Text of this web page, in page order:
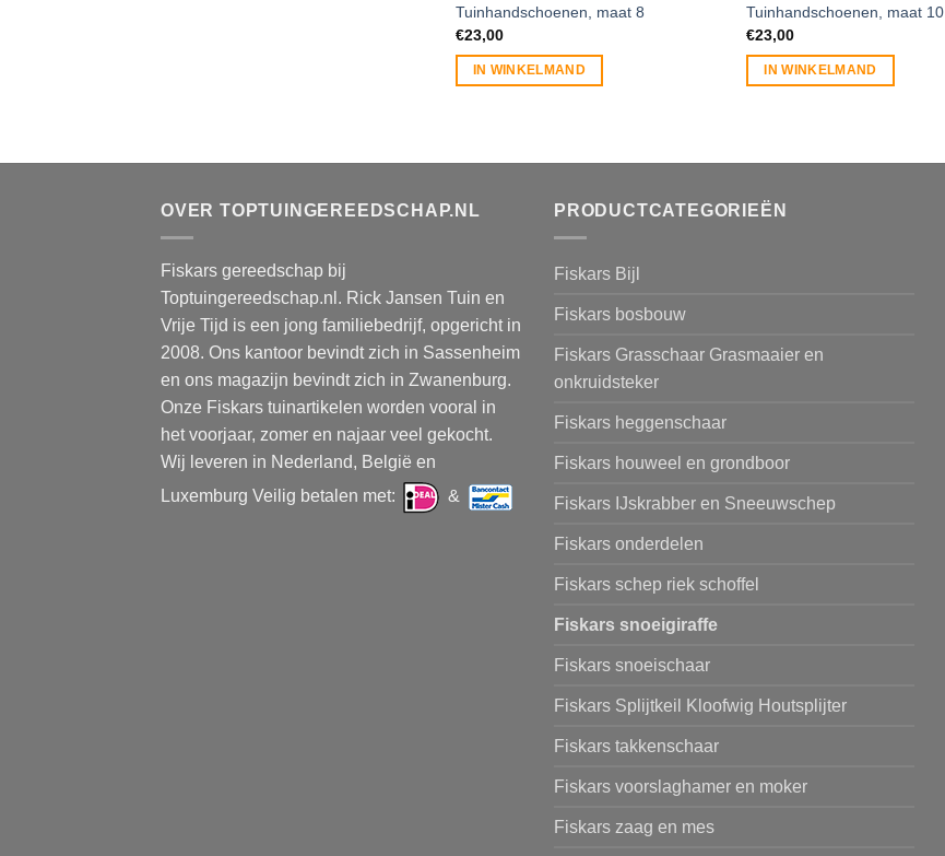
Tuinhandschoenen, maat 8
€23,00
IN WINKELMAND
Tuinhandschoenen, maat 10
€23,00
IN WINKELMAND
OVER TOPTUINGEREEDSCHAP.NL
Fiskars gereedschap bij
Toptuingereedschap.nl. Rick Jansen Tuin en
Vrije Tijd is een jong familiebedrijf, opgericht in
2008. Ons kantoor bevindt zich in Sassenheim
en ons magazijn bevindt zich in Zwanenburg.
Onze Fiskars tuinartikelen worden vooral in
het voorjaar, zomer en najaar veel gekocht.
Wij leveren in Nederland, België en
Luxemburg Veilig betalen met:
&
PRODUCTCATEGORIEËN
Fiskars Bijl
Fiskars bosbouw
Fiskars Grasschaar Grasmaaier en
onkruidsteker
Fiskars heggenschaar
Fiskars houweel en grondboor
Fiskars IJskrabber en Sneeuwschep
Fiskars onderdelen
Fiskars schep riek schoffel
Fiskars snoeigiraffe
Fiskars snoeischaar
Fiskars Splijtkeil Kloofwig Houtsplijter
Fiskars takkenschaar
Fiskars voorslaghamer en moker
Fiskars zaag en mes